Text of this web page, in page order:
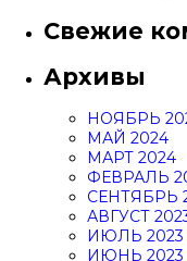
Свежие
Архивы
НОЯБРЬ
МАЙ 2024
МАРТ 2024
ФЕВРАЛЬ
СЕНТЯБРЬ
АВГУСТ
ИЮЛЬ 2023
ИЮНЬ 2023